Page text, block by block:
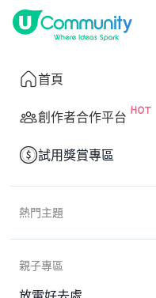
首頁
創作者合作平台
試用獎賞專區
熱門主題
親子專區